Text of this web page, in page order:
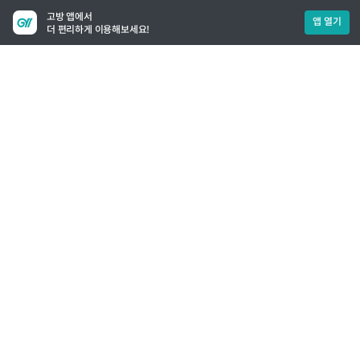
고방 앱에서
더 편리하게 이용해보세요!
앱 열기